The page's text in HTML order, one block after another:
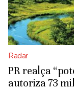
Radar
PR realça
autoriza 73